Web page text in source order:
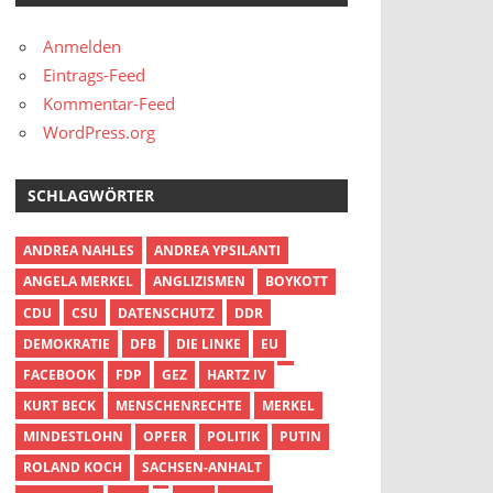
Anmelden
Eintrags-Feed
Kommentar-Feed
WordPress.org
SCHLAGWÖRTER
ANDREA NAHLES
ANDREA YPSILANTI
ANGELA MERKEL
ANGLIZISMEN
BOYKOTT
CDU
CSU DATENSCHUTZ
DDR
DEMOKRATIE
DFB DIE LINKE
EU
FACEBOOK
FDP GEZ
HARTZ IV
KURT BECK
MENSCHENRECHTE
MERKEL
MINDESTLOHN
OPFER POLITIK
PUTIN
ROLAND KOCH
SACHSEN-ANHALT